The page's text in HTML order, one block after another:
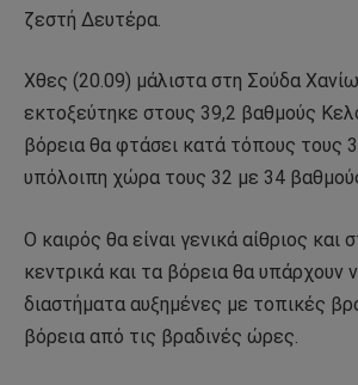
ζεστή Δευτέρα.
Χθες (20.09) μάλιστα στη Σούδα
εκτοξεύτηκε στους 39,2 βαθμούς
βόρεια θα φτάσει κατά τόπους τους
υπόλοιπη χώρα τους 32 με 34
Ο καιρός θα είναι γενικά αίθριος και
κεντρικά και τα βόρεια θα υπάρχουν
διαστήματα αυξημένες με τοπικές
βόρεια από τις βραδινές ώρες.